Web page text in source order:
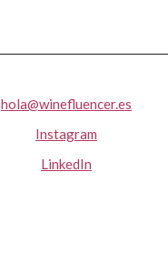
hola@winefluencer.es
Instagram
LinkedIn